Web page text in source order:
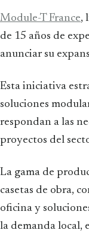
Module-T France,
de 15 años de
anunciar su
Esta iniciativa
soluciones
respondan a las
proyectos del
La gama de
casetas de obra,
oficina y
la demanda local,